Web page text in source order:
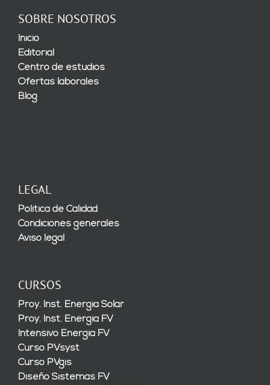
SOBRE NOSOTROS
Inicio
Editorial
Centro de estudios
Ofertas laborales
Blog
LEGAL
Política de Calidad
Condiciones generales
Aviso legal
CURSOS
Proy. Inst. Energía Solar
Proy. Inst. Energía FV
Intensivo Energía FV
Curso PVsyst
Curso PVgis
Diseño Sistemas FV